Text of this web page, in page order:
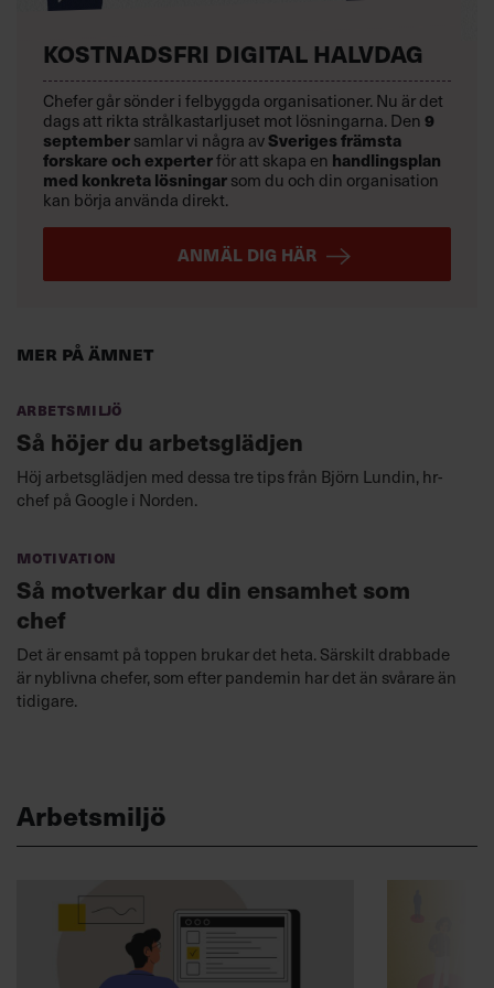
Mer på ämnet
Arbetsmiljö
Så höjer du arbetsglädjen
Höj arbetsglädjen med dessa tre tips från Björn Lundin, hr-
chef på Google i Norden.
Motivation
Så motverkar du din ensamhet som
chef
Det är ensamt på toppen brukar det heta. Särskilt drabbade
är nyblivna chefer, som efter pandemin har det än svårare än
tidigare.
KOSTNADSFRI DIGITAL HALVDAG
Chefer går sönder i felbyggda organisationer. Nu är det
dags att rikta strålkastarljuset mot lösningarna. Den9
septembersamlar vi några avSveriges främsta
forskare och experterför att skapa en handlingsplan
med konkreta lösningarsom du och din organisation
kan börja använda direkt.
ANMÄL DIG HÄR
Arbetsmiljö